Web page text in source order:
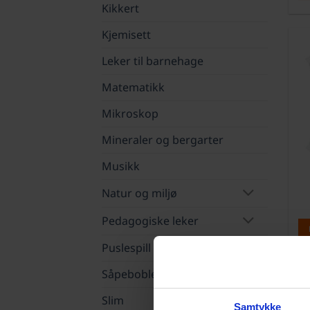
Samtykke
Kikkert
Kjemisett
Leker til barnehage
Matematikk
Mikroskop
Mineraler og bergarter
Musikk
Natur og miljø
Pedagogiske leker
Puslespill
Såpebobler
Slim